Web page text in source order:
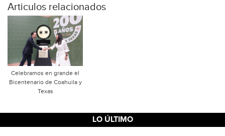
Articulos relacionados
Celebramos en grande el
Bicentenario de Coahuila y
Texas
LO ÚLTIMO